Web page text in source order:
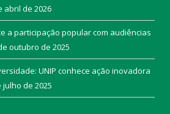
abril de 2026
a participação popular com audiências
outubro de 2025
UNIP conhece ação inovadora
julho de 2025